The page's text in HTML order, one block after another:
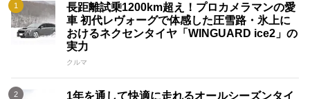
長距離試乗1200km超え！プロカメラマンの愛
車 初代レヴォーグで体感した圧雪路・氷上に
おけるネクセンタイヤ「WINGUARD ice2」の
実力
クルマ
1年を通して快適に走れるオールシーズンタイ